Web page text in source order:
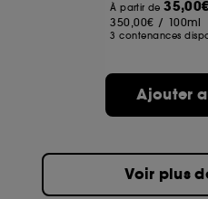
À partir de
350,00€ / 100ml
3 contenances
Ajouter
Voir plus